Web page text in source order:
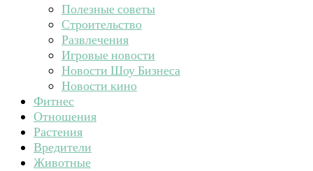
Полезные советы
Строительство
Развлечения
Игровые новости
Новости Шоу Бизнеса
Новости кино
Фитнес
Отношения
Растения
Вредители
Животные